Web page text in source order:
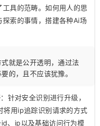
具的范畴。如何用人的思
索的事情，搭建各种Ai场
就是公开透明，通过法
的，且不应该犹豫。
：针对安全识别进行升级，
将用ip追踪识别请求的方式
、ip以及基础访问行为模